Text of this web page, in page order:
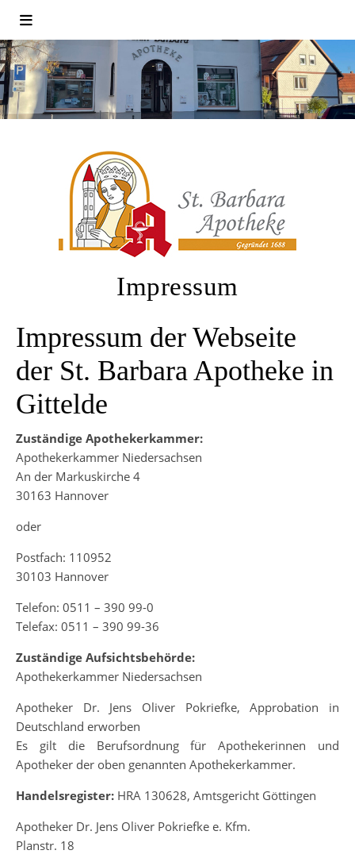
Impressum
Impressum der Webseite
der St. Barbara Apotheke in
Gittelde
Zuständige Apothekerkammer:
Apothekerkammer Niedersachsen
An der Markuskirche 4
30163 Hannover
oder
Postfach: 110952
30103 Hannover
Telefon: 0511 – 390 99-0
Telefax: 0511 – 390 99-36
Zuständige Aufsichtsbehörde:
Apothekerkammer Niedersachsen
Apotheker Dr. Jens Oliver Pokriefke, Approbation in
Deutschland erworben
Es gilt die Berufsordnung für Apothekerinnen und
Apotheker der oben genannten Apothekerkammer.
Handelsregister: HRA 130628, Amtsgericht Göttingen
Apotheker Dr. Jens Oliver Pokriefke e. Kfm.
Planstr. 18